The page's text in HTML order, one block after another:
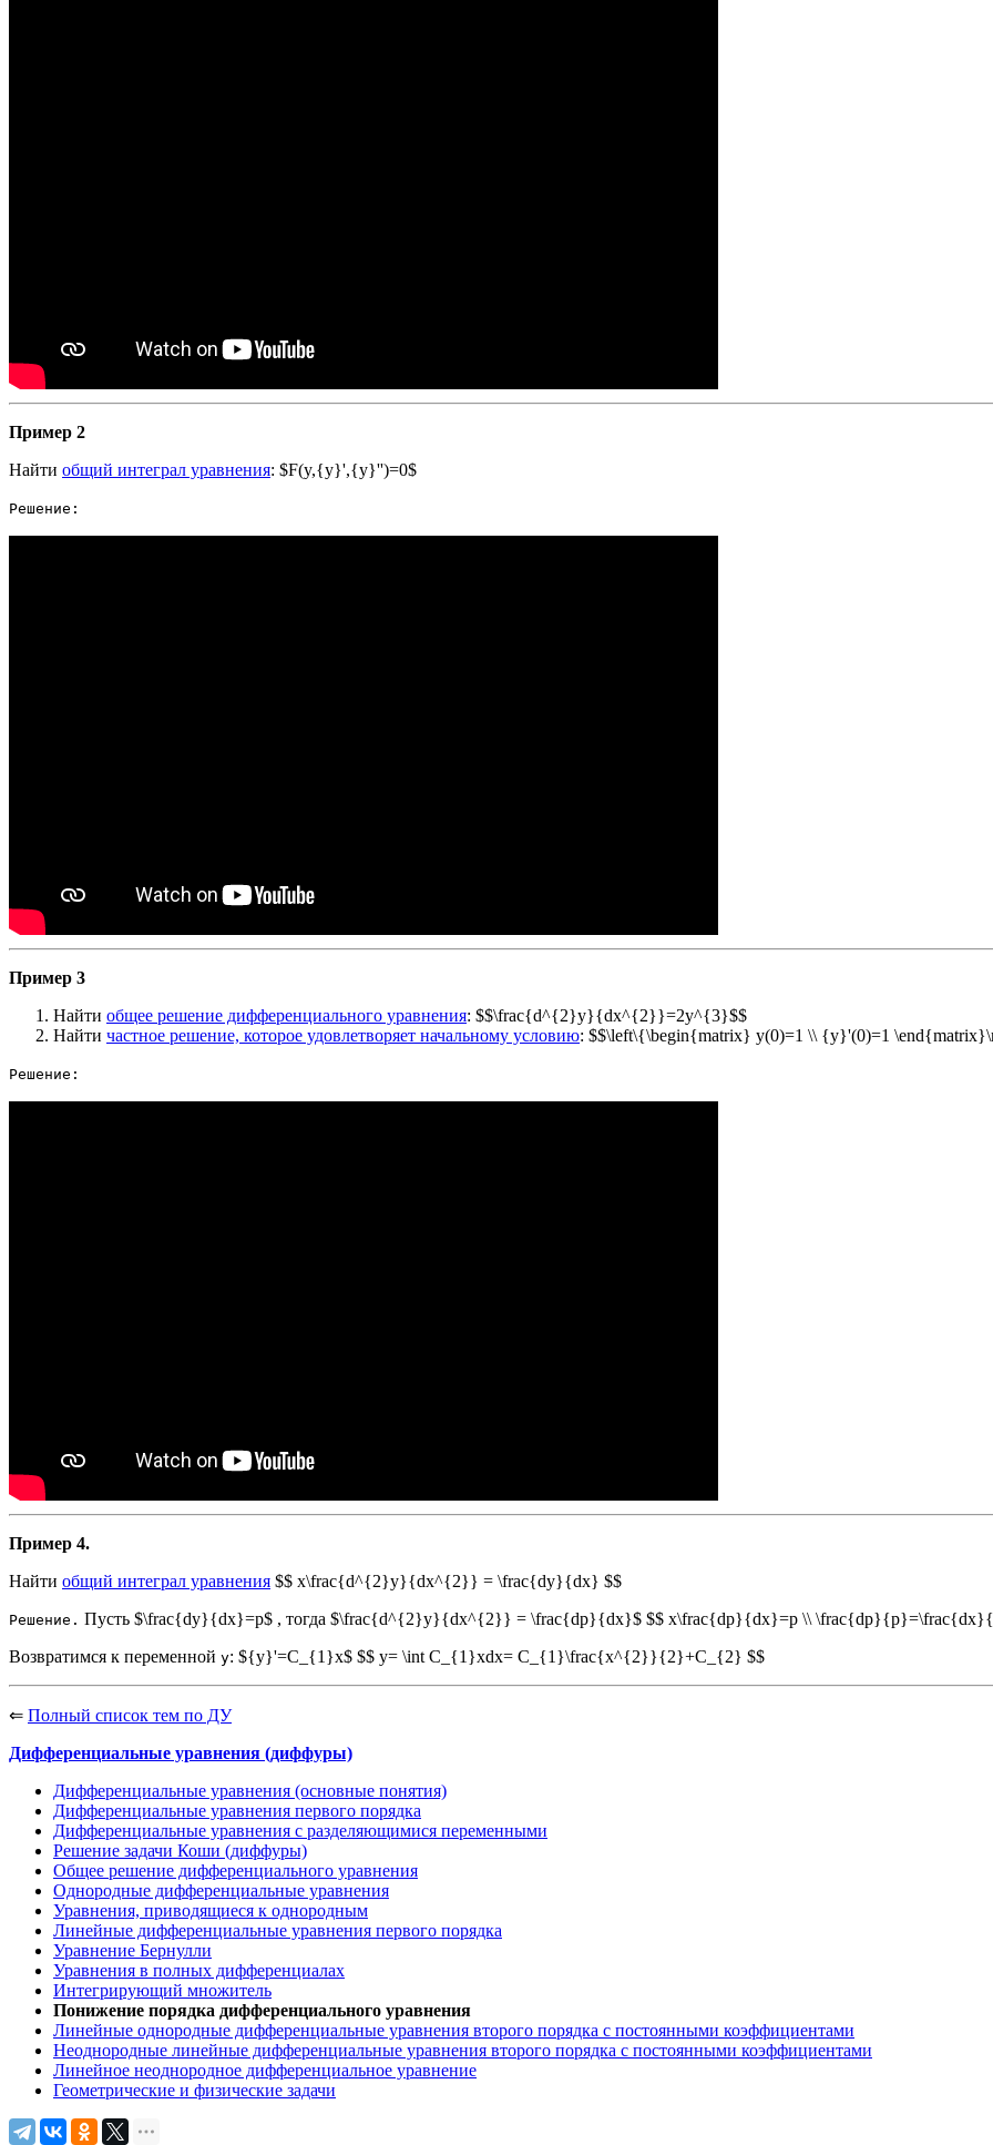
Пример 2
Найти общий интеграл уравнения: $F(y,{y}',{y}'')=0$
Решение:
Пример 3
Найти общее решение дифференциального уравнения: $$\frac{d^{2}y}{dx^{2}}=2y^{3}$$
Найти частное решение, которое удовлетворяет начальному условию: $$\left\{\begin{matrix} y(0)=1 \\ {y}'(0)=1
Решение:
Пример 4.
Найти общий интеграл уравнения $$ x\frac{d^{2}y}{dx^{2}} = \frac{dy}{dx} $$
Решение. Пусть $\frac{dy}{dx}=p$ , тогда $\frac{d^{2}y}{dx^{2}} = \frac{dp}{dx}$ $$ x\frac{dp}{dx}=p \\
Возвратимся к переменной y: ${y}'=C_{1}x$ $$ y= \int C_{1}xdx= C_{1}\frac{x^{2}}{2}+C_{2} $$
⇐ Полный список тем по ДУ
Дифференциальные уравнения (диффуры)
Дифференциальные уравнения (основные понятия)
Дифференциальные уравнения первого порядка
Дифференциальные уравнения с разделяющимися переменными
Решение задачи Коши (диффуры)
Общее решение дифференциального уравнения
Однородные дифференциальные уравнения
Уравнения, приводящиеся к однородным
Линейные дифференциальные уравнения первого порядка
Уравнение Бернулли
Уравнения в полных дифференциалах
Интегрирующий множитель
Понижение порядка дифференциального уравнения
Линейные однородные дифференциальные уравнения второго порядка с постоянными коэффициентами
Неоднородные линейные дифференциальные уравнения второго порядка с постоянными коэффициентами
Линейное неоднородное дифференциальное уравнение
Геометрические и физические задачи